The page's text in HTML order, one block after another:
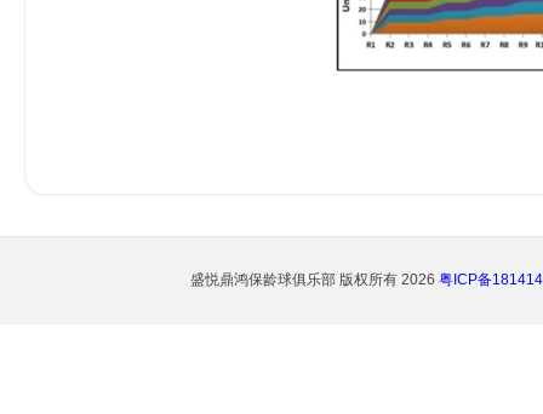
盛悦鼎鸿保龄球俱乐部 版权所有 2026 粤ICP备